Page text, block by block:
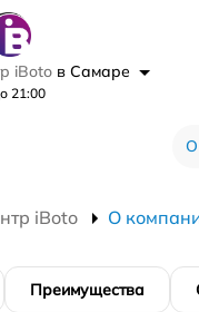
iBoto в Самаре
21:00
О
iBoto О
Преимущества